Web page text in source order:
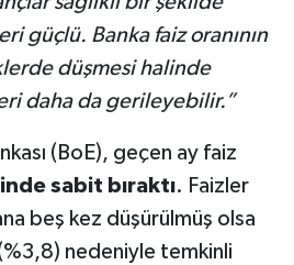
güçlü. Banka faiz oranının
düşmesi halinde
daha da gerileyebilir.”
(BoE), geçen ay faiz
sabit bıraktı. Faizler
beş kez düşürülmüş olsa
nedeniyle temkinli